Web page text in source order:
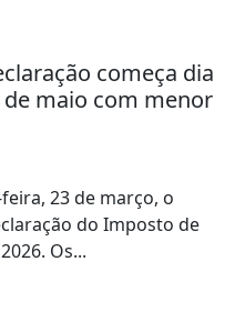
começa dia
de maio com menor
23 de março, o
do Imposto de
Os...